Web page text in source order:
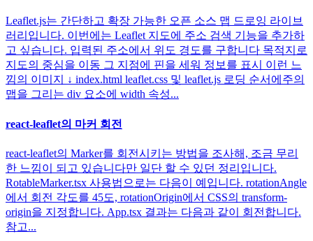
Leaflet.js는 간단하고 확장 가능한 오픈 소스 맵 드로잉 라이브
러리입니다. 이번에는 Leaflet 지도에 주소 검색 기능을 추가하
고 싶습니다. 입력된 주소에서 위도 경도를 구합니다 목적지로
지도의 중심을 이동 그 지점에 핀을 세워 정보를 표시 이런 느
낌의 이미지 ↓ index.html leaflet.css 및 leaflet.js 로딩 순서에주의
맵을 그리는 div 요소에 width 속성...
react-leaflet의 마커 회전
react-leaflet의 Marker를 회전시키는 방법을 조사해, 조금 무리
한 느낌이 되고 있습니다만 일단 할 수 있던 정리입니다.
RotableMarker.tsx 사용법으로는 다음이 예입니다. rotationAngle
에서 회전 각도를 45도, rotationOrigin에서 CSS의 transform-
origin을 지정합니다. App.tsx 결과는 다음과 같이 회전합니다.
참고...